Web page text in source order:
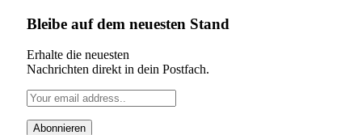
Bleibe auf dem neuesten Stand
Erhalte die neuesten
Nachrichten direkt in dein Postfach.